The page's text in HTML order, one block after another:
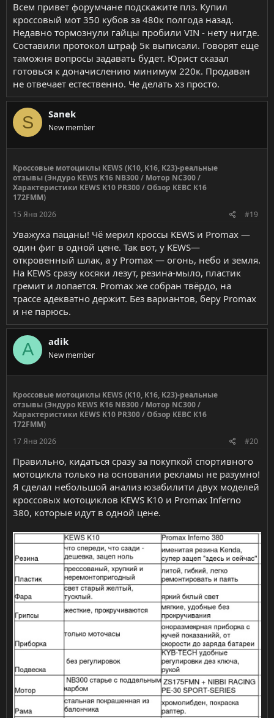
Всем привет форумчане подскажите плз. Купил
кроссовый мот 350 кубов за 480к полгода назад.
Недавно тормознули гайцы пробили VIN - нету нигде.
Составили протокол штраф 5к выписали. Говорят еще
таможня вопросы задавать будет. Юрист сказал
готовься к доначислению минимум 220к. Продаван
не отвечает естественно. Че делать хз просто.
S Sanek
New member
Кроссовые мотоциклы KEWS (K10, K16, K23)-реальные
отзывы (Эндуро KEWS K16 NB300 / Мотор NC300 /
Характеристики KEWS K10 PR300 / Обзор КЕВС К16
172FMM)
15 Янв 2026
#19
Уважуха пацаны! Чё мерил кроссы KEWS и Promax —
один фиг в одной цене. Так вот, у KEWS—
откровенный шлак, а у Promax — огонь, небо и земля.
На KEWS сразу косяки лезут, резина-мыло, пластик
гремит и лопается. Promax же собран твёрдо, на
трассе адекватно держит. Без вариантов, беру Promax
и не парюсь.
A adik
New member
Кроссовые мотоциклы KEWS (K10, K16, K23)-реальные
отзывы (Эндуро KEWS K16 NB300 / Мотор NC300 /
Характеристики KEWS K10 PR300 / Обзор КЕВС К16
172FMM)
17 Янв 2026
#20
Правильно, кидаться сразу за покупкой спортивного
мотоцикла только на основании рекламы не разумно!
Я сделал небольшой анализ юзабилити двух моделей
кроссовых мотоциклов KEWS K10 и Promax Inferno
380, которые идут в одной цене.